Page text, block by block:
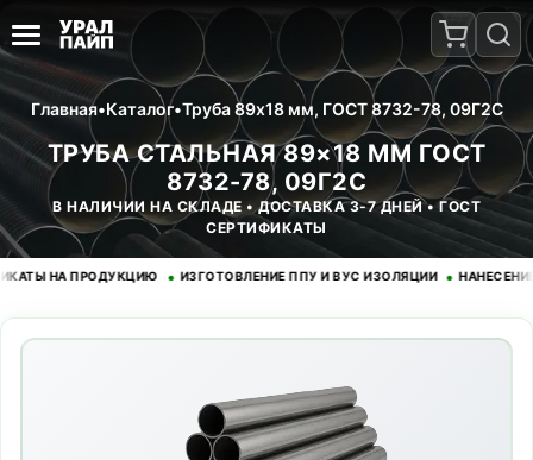
Главная•Каталог•Труба 89x18 мм, ГОСТ 8732-78, 09Г2С
ТРУБА СТАЛЬНАЯ 89×18 ММ ГОСТ
8732-78, 09Г2С
В НАЛИЧИИ НА СКЛАДЕ • ДОСТАВКА 3-7 ДНЕЙ • ГОСТ
СЕРТИФИКАТЫ
НА ПРОДУКЦИЮ • ИЗГОТОВЛЕНИЕ ППУ И ВУС ИЗОЛЯЦИИ • НАНЕСЕНИЕ